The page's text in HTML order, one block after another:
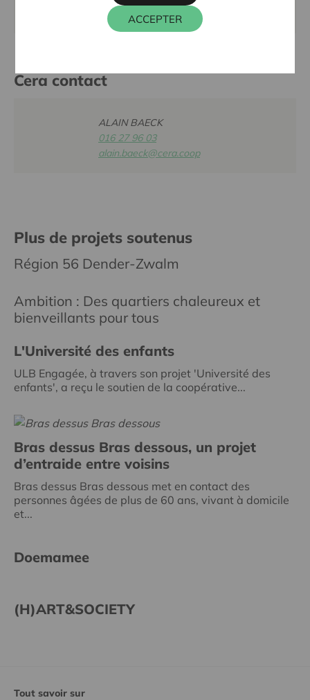
www.kunst-en-zwalm.be
Cera contact
ALAIN BAECK
016 27 96 03
alain.baeck@cera.coop
Plus de projets soutenus
Région 56 Dender-Zwalm
Ambition : Des quartiers chaleureux et
bienveillants pour tous
L'Université des enfants
ULB Engagée, à travers son projet 'Université des
enfants', a reçu le soutien de la coopérative...
Bras dessus Bras dessous, un projet
d’entraide entre voisins
Bras dessus Bras dessous met en contact des
personnes âgées de plus de 60 ans, vivant à domicile
et...
Doemamee
(H)ART&SOCIETY
Tout savoir sur
ACCEPTER